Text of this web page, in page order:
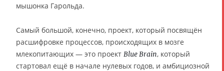
мышонка Гарольда.
Самый большой, конечно, проект, который посвящён
расшифровке процессов, происходящих в мозге
млекопитающих — это проект Blue Brain, который
стартовал ещё в начале нулевых годов, и амбициозной